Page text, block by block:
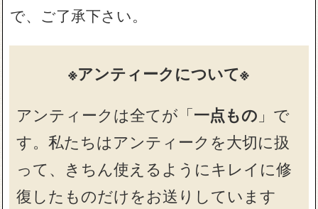
で、ご了承下さい。
※アンティークについて※
アンティークは全てが「一点もの 」で
す。私たちはアンティークを大切に扱
って、きちん使えるようにキレイに修
復したものだけをお送りしています